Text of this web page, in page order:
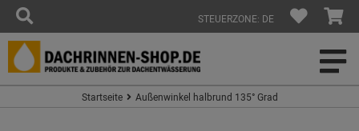
STEUERZONE: DE
Startseite Außenwinkel halbrund 135° Grad